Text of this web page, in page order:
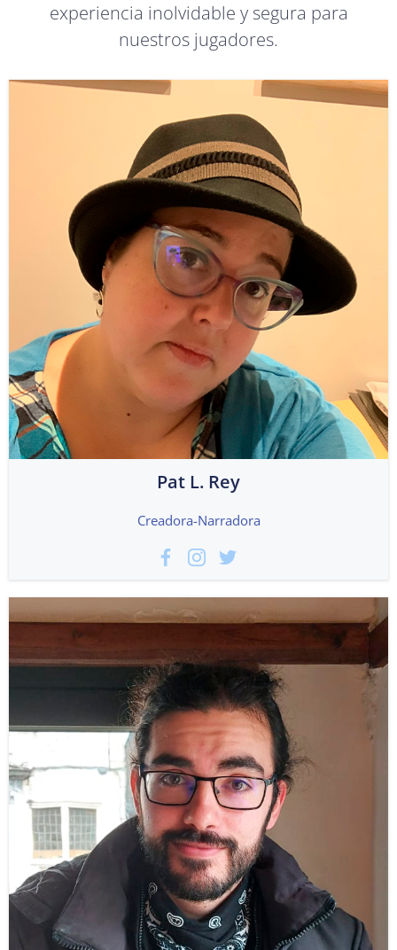
experiencia inolvidable y segura para
nuestros jugadores.
Pat L. Rey
Creadora-Narradora